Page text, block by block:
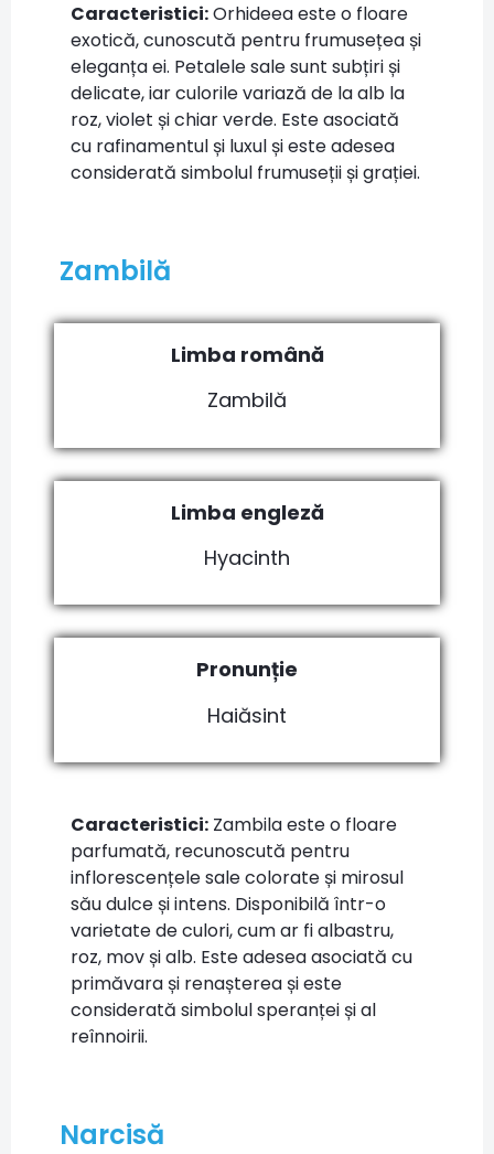
Caracteristici:Orhideea este o floare
exotică, cunoscută pentru frumusețea și
eleganța ei. Petalele sale sunt subțiri și
delicate, iar culorile variază de la alb la
roz, violet și chiar verde. Este asociată
cu rafinamentul și luxul și este adesea
considerată simbolul frumuseții și grației.
Zambilă
Limba română
Zambilă
Limba engleză
Hyacinth
Pronunție
Haiăsint
Caracteristici: Zambila este o floare
parfumată, recunoscută pentru
inflorescențele sale colorate și mirosul
său dulce și intens. Disponibilă într-o
varietate de culori, cum ar fi albastru,
roz, mov și alb. Este adesea asociată cu
primăvara și renașterea și este
considerată simbolul speranței și al
reînnoirii.
Narcisă